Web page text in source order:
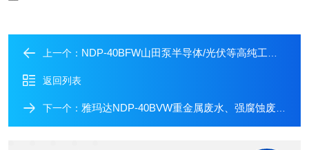
上一个： NDP-40BFW山田泵半导体/光伏等高纯工况隔膜泵YAMADA雅玛达
返回列表
下一个： 雅玛达NDP-40BVW重金属废水、强腐蚀废液处理YAMADA山田泵